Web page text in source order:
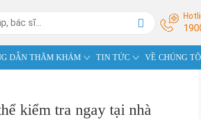
DẪN THĂM KHÁM TIN TỨC VỀ CHÚNG
kiểm tra ngay tại nhà